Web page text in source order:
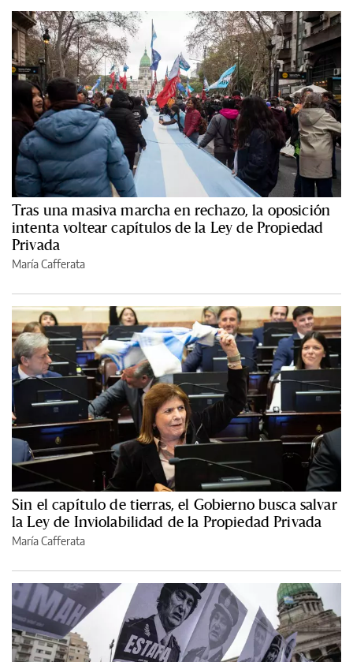
Tras una masiva marcha en rechazo, la oposición
intenta voltear capítulos de la Ley de Propiedad
Privada
María Cafferata
Sin el capítulo de tierras, el Gobierno busca salvar
la Ley de Inviolabilidad de la Propiedad Privada
María Cafferata